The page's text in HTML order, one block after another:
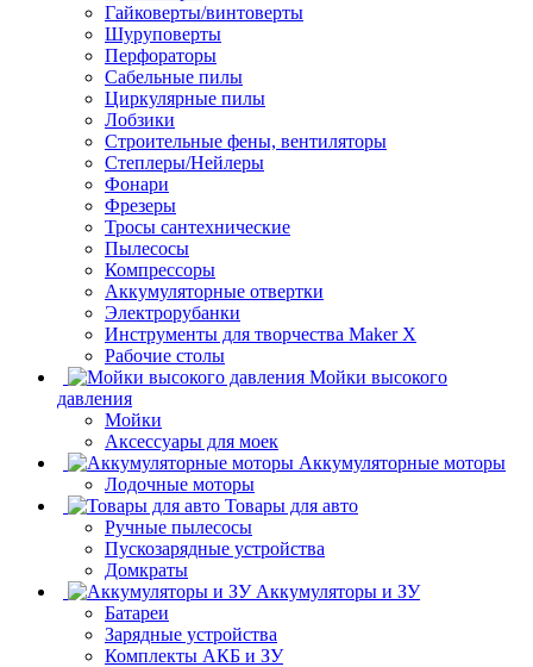
Гайковерты/винтоверты
Шуруповерты
Перфораторы
Сабельные пилы
Циркулярные пилы
Лобзики
Строительные фены, вентиляторы
Степлеры/Нейлеры
Фонари
Фрезеры
Тросы сантехнические
Пылесосы
Компрессоры
Аккумуляторные отвертки
Электрорубанки
Инструменты для творчества Maker X
Рабочие столы
Мойки высокого
давления
Мойки
Аксессуары для моек
Аккумуляторные моторы
Лодочные моторы
Товары для авто
Ручные пылесосы
Пускозарядные устройства
Домкраты
Аккумуляторы и ЗУ
Батареи
Зарядные устройства
Комплекты АКБ и ЗУ